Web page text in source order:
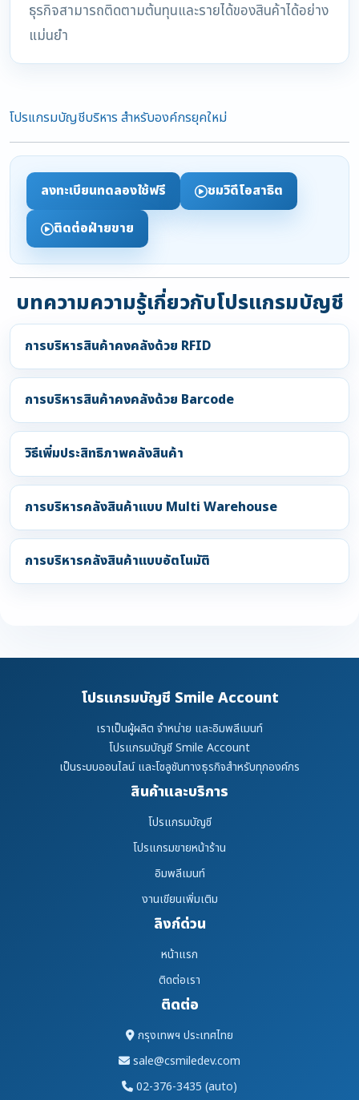
ธุรกิจสามารถติดตามต้นทุนและรายได้ของสินค้าได้อย่าง
แม่นยำ
โปรแกรมบัญชีบริหาร สำหรับองค์กรยุคใหม่
ลงทะเบียนทดลองใช้ฟรี
ชมวิดีโอสาธิต
ติดต่อฝ่ายขาย
บทความความรู้เกี่ยวกับโปรแกรมบัญชี
การบริหารสินค้าคงคลังด้วย RFID
การบริหารสินค้าคงคลังด้วย Barcode
วิธีเพิ่มประสิทธิภาพคลังสินค้า
การบริหารคลังสินค้าแบบ Multi Warehouse
การบริหารคลังสินค้าแบบอัตโนมัติ
โปรแกรมบัญชี Smile Account
เราเป็นผู้ผลิต จำหน่าย และอิมพลีเมนท์
โปรแกรมบัญชี Smile Account
เป็นระบบออนไลน์ และโซลูชันทางธุรกิจสำหรับทุกองค์กร
สินค้าและบริการ
โปรแกรมบัญชี
โปรแกรมขายหน้าร้าน
อิมพลีเมนท์
งานเขียนเพิ่มเติม
ลิงก์ด่วน
หน้าแรก
ติดต่อเรา
ติดต่อ
กรุงเทพฯ ประเทศไทย
sale@csmiledev.com
02-376-3435 (auto)